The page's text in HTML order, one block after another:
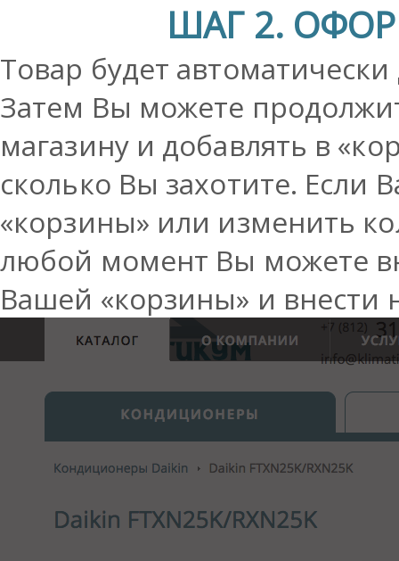
ШАГ 2.
Товар будет
Затем Вы можете
магазину и добавлять в
сколько Вы захотите. Если
«корзины» или изменить
любой момент Вы можете
Вашей «корзины» и